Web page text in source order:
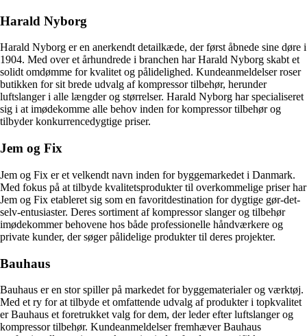
Harald Nyborg
Harald Nyborg er en anerkendt detailkæde, der først åbnede sine døre i
1904. Med over et århundrede i branchen har Harald Nyborg skabt et
solidt omdømme for kvalitet og pålidelighed. Kundeanmeldelser roser
butikken for sit brede udvalg af kompressor tilbehør, herunder
luftslanger i alle længder og størrelser. Harald Nyborg har specialiseret
sig i at imødekomme alle behov inden for kompressor tilbehør og
tilbyder konkurrencedygtige priser.
Jem og Fix
Jem og Fix er et velkendt navn inden for byggemarkedet i Danmark.
Med fokus på at tilbyde kvalitetsprodukter til overkommelige priser har
Jem og Fix etableret sig som en favoritdestination for dygtige gør-det-
selv-entusiaster. Deres sortiment af kompressor slanger og tilbehør
imødekommer behovene hos både professionelle håndværkere og
private kunder, der søger pålidelige produkter til deres projekter.
Bauhaus
Bauhaus er en stor spiller på markedet for byggematerialer og værktøj.
Med et ry for at tilbyde et omfattende udvalg af produkter i topkvalitet
er Bauhaus et foretrukket valg for dem, der leder efter luftslanger og
kompressor tilbehør. Kundeanmeldelser fremhæver Bauhaus